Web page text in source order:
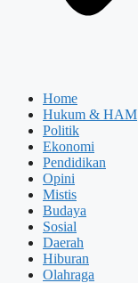
Home
Hukum & HAM
Politik
Ekonomi
Pendidikan
Opini
Mistis
Budaya
Sosial
Daerah
Hiburan
Olahraga